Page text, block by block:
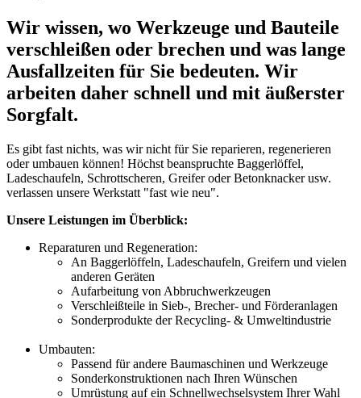
Wir wissen, wo Werkzeuge und Bauteile
verschleißen oder brechen und was lange
Ausfallzeiten für Sie bedeuten. Wir
arbeiten daher schnell und mit äußerster
Sorgfalt.
Es gibt fast nichts, was wir nicht für Sie reparieren, regenerieren
oder umbauen können! Höchst beanspruchte Baggerlöffel,
Ladeschaufeln, Schrottscheren, Greifer oder Betonknacker usw.
verlassen unsere Werkstatt "fast wie neu".
Unsere Leistungen im Überblick:
Reparaturen und Regeneration:
An Baggerlöffeln, Ladeschaufeln, Greifern und vielen
anderen Geräten
Aufarbeitung von Abbruchwerkzeugen
Verschleißteile in Sieb-, Brecher- und Förderanlagen
Sonderprodukte der Recycling- & Umweltindustrie
Umbauten:
Passend für andere Baumaschinen und Werkzeuge
Sonderkonstruktionen nach Ihren Wünschen
Umrüstung auf ein Schnellwechselsystem Ihrer Wahl